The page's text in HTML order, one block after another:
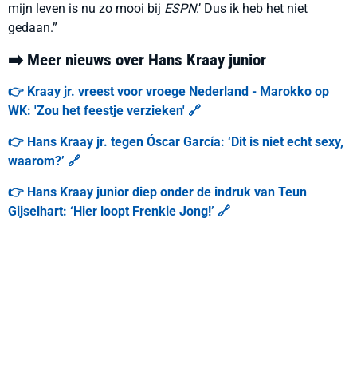
mijn leven is nu zo mooi bij ESPN.’ Dus ik heb het niet
gedaan.”
➡️ Meer nieuws over Hans Kraay junior
👉 Kraay jr. vreest voor vroege Nederland - Marokko op
WK: 'Zou het feestje verzieken' 🔗
👉 Hans Kraay jr. tegen Óscar García: ‘Dit is niet echt sexy,
waarom?’ 🔗
👉 Hans Kraay junior diep onder de indruk van Teun
Gijselhart: ‘Hier loopt Frenkie Jong!’ 🔗